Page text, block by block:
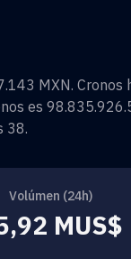
MXN. Cronos
es
38.
Volúmen (24h)
MUS$